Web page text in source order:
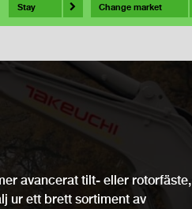
Stay Change market
avancerat tilt- eller rotorfäste,
ur ett brett sortiment av